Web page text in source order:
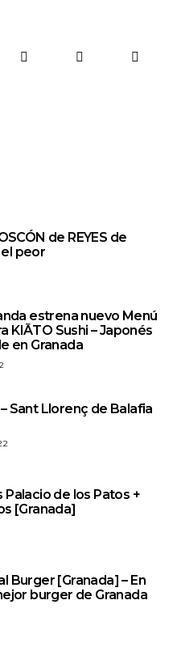
de REYES de
el peor
estrena nuevo Menú
KIĀTO Sushi – Japonés
en Granada
Sant Llorenç de Balafia
de los Patos +
[Granada]
Burger [Granada] – En
burger de Granada